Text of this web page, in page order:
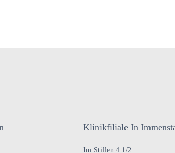
Klinikfiliale In
Im Stillen 4 1/2